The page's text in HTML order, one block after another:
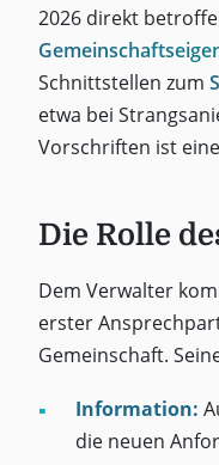
2026 direkt
Schnittstellen zum
etwa bei
Vorschriften ist
Die Rolle
Dem Verwalter
erster
Gemeinschaft.
Information:
die neuen